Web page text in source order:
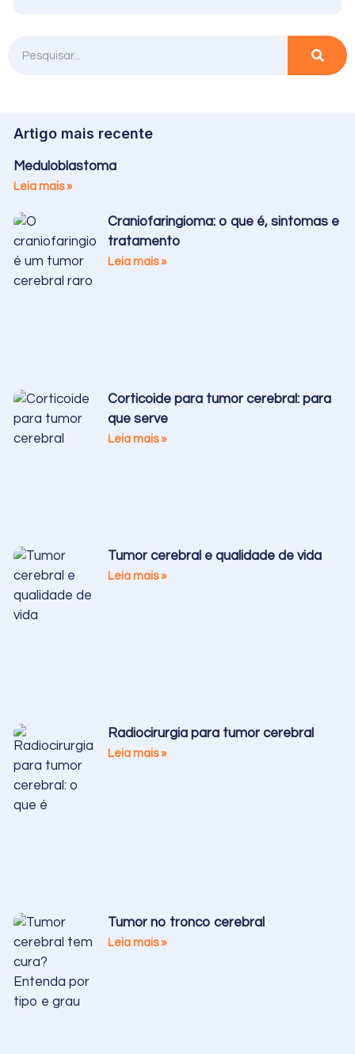
Artigo mais recente
Meduloblastoma
Leia mais »
Craniofaringioma: o que é, sintomas e
tratamento
Leia mais »
Corticoide para tumor cerebral: para
que serve
Leia mais »
Tumor cerebral e qualidade de vida
Leia mais »
Radiocirurgia para tumor cerebral
Leia mais »
Tumor no tronco cerebral
Leia mais »